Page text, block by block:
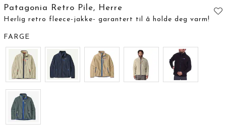
Patagonia Retro Pile, Herre
Herlig retro fleece-jakke- garantert til å holde deg varm!
FARGE